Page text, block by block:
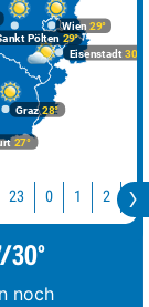
Graz28°
27°
Wien 29°
Eisenstadt 30°
Pölten 29°
23 0 1 2 3
30°
noch